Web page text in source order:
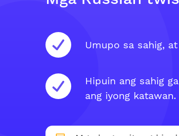
Umupo sa sahig,
Hipuin ang sahig
ang iyong katawan.